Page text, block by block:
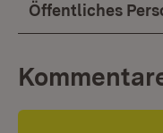
Öffentliches